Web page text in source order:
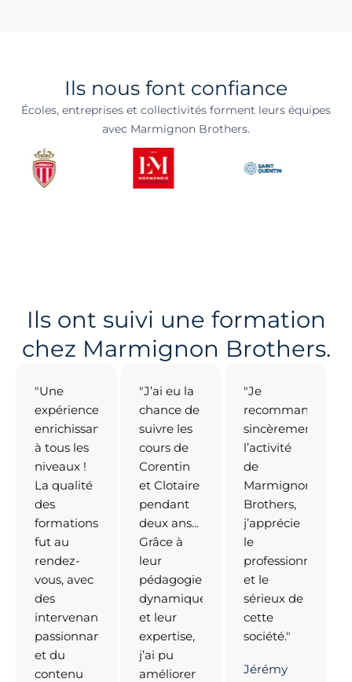
Ils nous font confiance
Écoles, entreprises et collectivités forment leurs équipes
avec Marmignon Brothers.
Ils ont suivi une formation
chez Marmignon Brothers.
"Une
expérience
enrichissante
à tous les
niveaux !
La qualité
des
formations
fut au
rendez-
vous, avec
des
intervenants
passionnants
et du
contenu
"J’ai eu la
chance de
suivre les
cours de
Corentin
et Clotaire
pendant
deux ans...
Grâce à
leur
pédagogie
dynamique
et leur
expertise,
j’ai pu
améliorer
"Je
recommande
sincèrement
l’activité
de
Marmignon
Brothers,
j’apprécie
le
professionnalisme
et le
sérieux de
cette
société."
Jérémy